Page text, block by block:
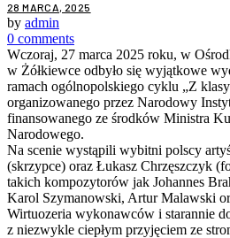
28 MARCA, 2025
by admin
0 comments
Wczoraj, 27 marca 2025 roku, w
w Żółkiewce odbyło się wyjątkowe
ramach ogólnopolskiego cyklu „Z
organizowanego przez Narodowy
finansowanego ze środków Ministra
Narodowego.
Na scenie wystąpili wybitni polscy
(skrzypce) oraz Łukasz Chrzęszczyk
takich kompozytorów jak Johannes
Karol Szymanowski, Artur Malawski
Wirtuozeria wykonawców i starannie
z niezwykle ciepłym przyjęciem ze